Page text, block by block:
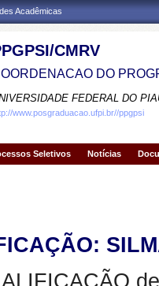
Acadêmicas
CMRV
DO
FEDERAL DO
www.posgraduacao.ufpi.br//ppgpsi
Seletivos Notícias